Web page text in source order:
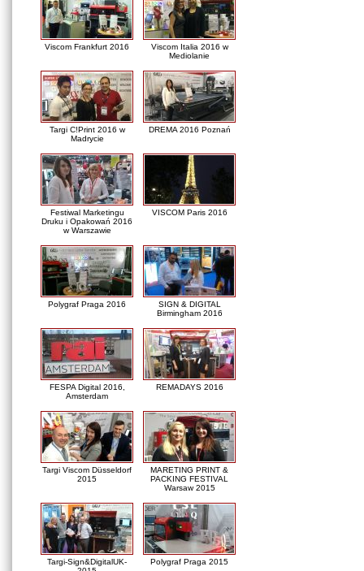
Viscom Frankfurt 2016
Viscom Italia 2016 w
Mediolanie
Targi C!Print 2016 w
Madrycie
DREMA 2016 Poznań
Festiwal Marketingu
Druku i Opakowań 2016
w Warszawie
VISCOM Paris 2016
Polygraf Praga 2016
SIGN & DIGITAL
Birmingham 2016
FESPA Digital 2016,
Amsterdam
REMADAYS 2016
Targi Viscom Düsseldorf
2015
MARETING PRINT &
PACKING FESTIVAL
Warsaw 2015
Targi-Sign&DigitalUK-
Polygraf Praga 2015